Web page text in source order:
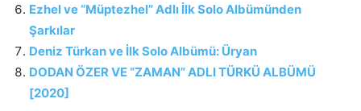
Ezhel ve “Müptezhel” Adlı İlk Solo Albümünden
Şarkılar
Deniz Türkan ve İlk Solo Albümü: Üryan
DODAN ÖZER VE “ZAMAN” ADLI TÜRKÜ ALBÜMÜ
[2020]